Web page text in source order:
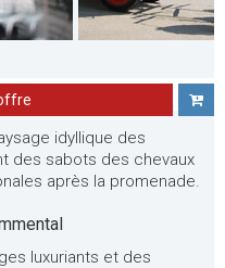
idyllique des
des sabots des chevaux
après la promenade.
luxuriants et des